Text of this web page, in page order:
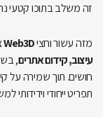
זה משלב בתוכו קטעי
מזה עשור וחציWeb3D
עיצוב, קידום אתרים,
חושים. תוך שמירה על
תפריט ייחודי וידידותי